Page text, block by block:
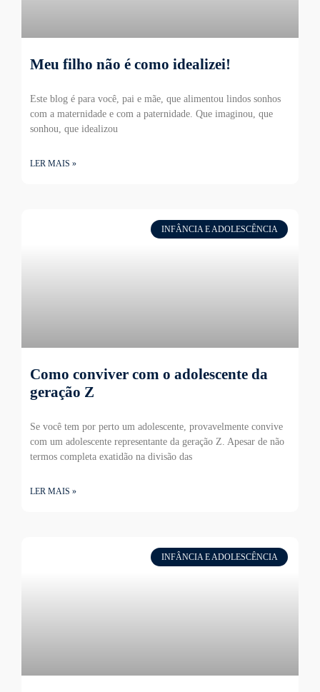
Meu filho não é como idealizei!
Este blog é para você, pai e mãe, que alimentou lindos sonhos
com a maternidade e com a paternidade. Que imaginou, que
sonhou, que idealizou
LER MAIS »
INFÂNCIA E ADOLESCÊNCIA
Como conviver com o adolescente da
geração Z
Se você tem por perto um adolescente, provavelmente convive
com um adolescente representante da geração Z. Apesar de não
termos completa exatidão na divisão das
LER MAIS »
INFÂNCIA E ADOLESCÊNCIA